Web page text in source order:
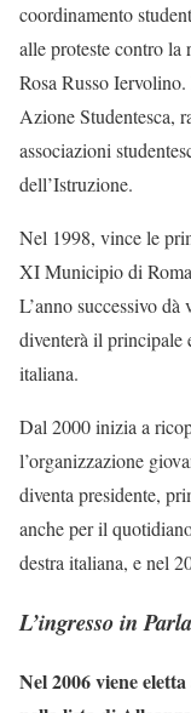
coordinamento
alle proteste contro la
Rosa Russo
Azione Studentesca,
associazioni
dell’Istruzione.
Nel 1998, vince le
XI Municipio di
L’anno successivo
diventerà il principale
italiana.
Dal 2000 inizia a
l’organizzazione
diventa presidente,
anche per il
destra italiana, e nel
L’ingresso in
Nel 2006 viene